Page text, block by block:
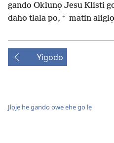
gando Oklunọ Jesu Klisti
daho tlala po, + matin
Yigodo
Jlọjẹ he gando owe ehe go lẹ